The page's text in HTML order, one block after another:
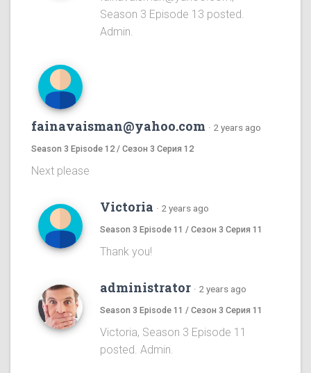
Season 3 Episode 13 posted.
Admin.
fainavaisman@yahoo.com · 2 years ago
Season 3 Episode 12 / Сезон 3 Серия 12
Next please
Victoria · 2 years ago
Season 3 Episode 11 / Сезон 3 Серия 11
Thank you!
administrator · 2 years ago
Season 3 Episode 11 / Сезон 3 Серия 11
Victoria, Season 3 Episode 11
posted. Admin.